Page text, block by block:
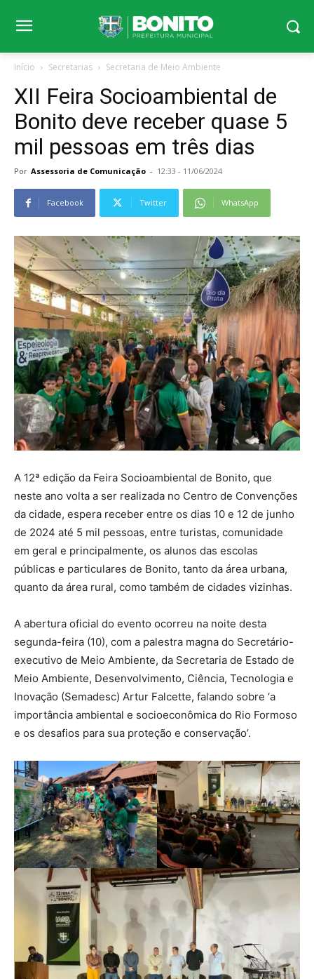
Início Secretarias Secretaria de Meio Ambiente
XII Feira Socioambiental de
Bonito deve receber quase 5
mil pessoas em três dias
Por Assessoria de Comunicação - 12:33 - 11/06/2024
Facebook Twitter WhatsApp
A 12ª edição da Feira Socioambiental de Bonito, que
neste ano volta a ser realizada no Centro de Convenções
da cidade, espera receber entre os dias 10 e 12 de junho
de 2024 até 5 mil pessoas, entre turistas, comunidade
em geral e principalmente, os alunos das escolas
públicas e particulares de Bonito, tanto da área urbana,
quanto da área rural, como também de cidades vizinhas.
A abertura oficial do evento ocorreu na noite desta
segunda-feira (10), com a palestra magna do Secretário-
executivo de Meio Ambiente, da Secretaria de Estado de
Meio Ambiente, Desenvolvimento, Ciência, Tecnologia e
Inovação (Semadesc) Artur Falcette, falando sobre ‘a
importância ambiental e socioeconômica do Rio Formoso
e os desafios para sua proteção e conservação’.